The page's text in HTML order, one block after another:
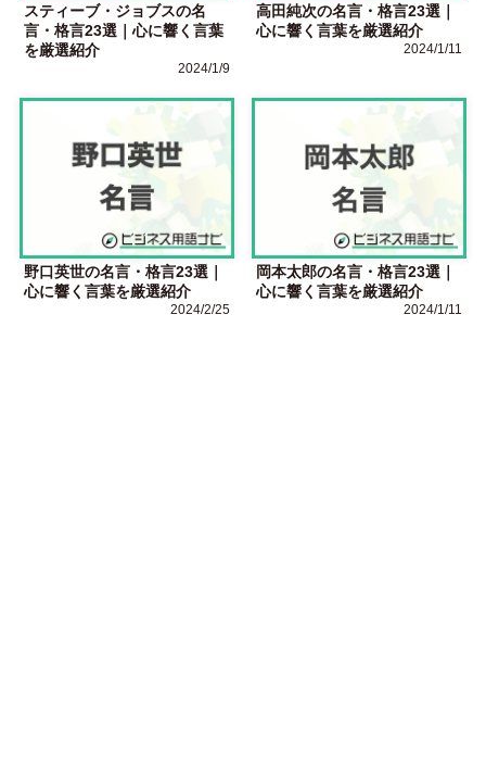
スティーブ・ジョブスの名
言・格言23選｜心に響く言葉
を厳選紹介
2024/1/9
高田純次の名言・格言23選｜
心に響く言葉を厳選紹介
2024/1/11
野口英世の名言・格言23選｜
心に響く言葉を厳選紹介
2024/2/25
岡本太郎の名言・格言23選｜
心に響く言葉を厳選紹介
2024/1/11